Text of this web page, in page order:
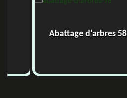
Abattage d'arbres 58